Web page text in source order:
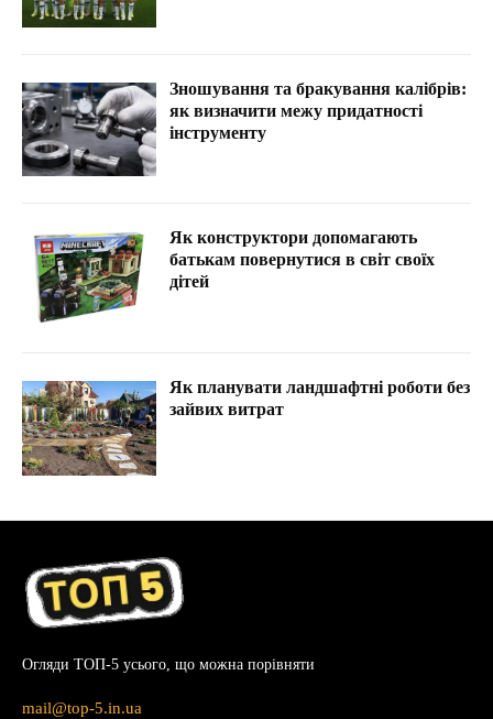
Зношування та бракування калібрів:
як визначити межу придатності
інструменту
Як конструктори допомагають
батькам повернутися в світ своїх
дітей
Як планувати ландшафтні роботи без
зайвих витрат
Огляди ТОП-5 усього, що можна порівняти
mail@top-5.in.ua